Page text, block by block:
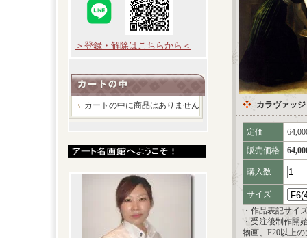
＞登録・解除はこちらから＜
カートの中に商品はありません カラヴァッ
定価
販売価格
購入数
サイズ
・作品表記サイ
・受注後制作開
物画、F20以上